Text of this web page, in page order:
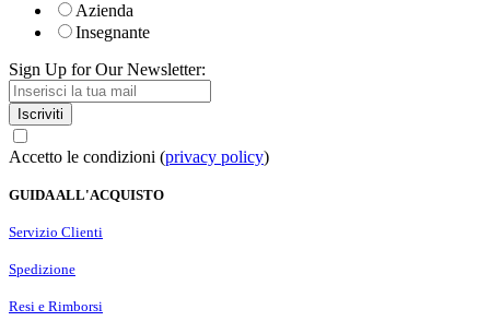
Azienda
Insegnante
Sign Up for Our Newsletter:
Iscriviti
Accetto le condizioni (privacy policy)
GUIDA ALL'ACQUISTO
Servizio Clienti
Spedizione
Resi e Rimborsi